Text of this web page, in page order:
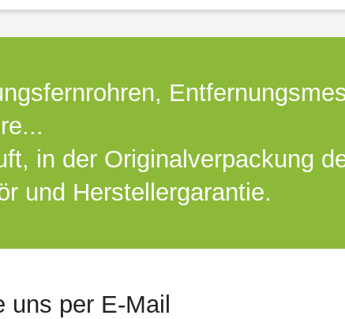
in der Originalverpackung
und Herstellergarantie.
uns per E-Mail